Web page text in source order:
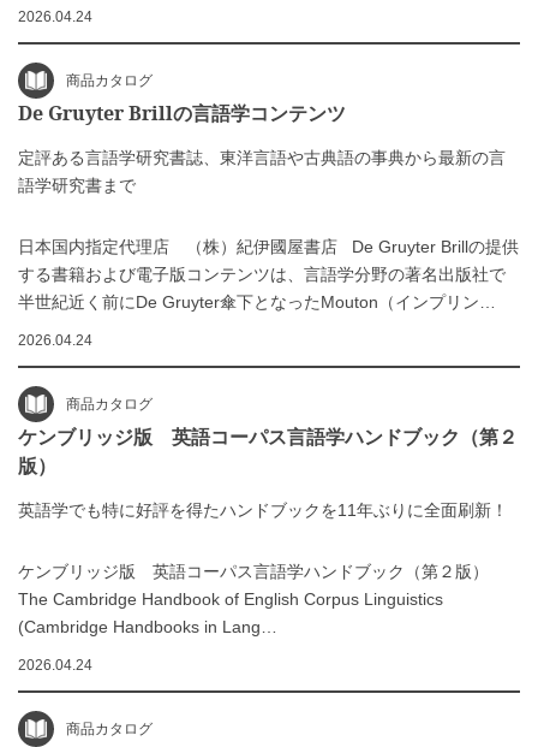
2026.04.24
商品カタログ
De Gruyter Brillの言語学コンテンツ
定評ある言語学研究書誌、東洋言語や古典語の事典から最新の言
語学研究書まで
日本国内指定代理店 （株）紀伊國屋書店 De Gruyter Brillの提供
する書籍および電子版コンテンツは、言語学分野の著名出版社で
半世紀近く前にDe Gruyter傘下となったMouton（インプリン…
2026.04.24
商品カタログ
ケンブリッジ版 英語コーパス言語学ハンドブック（第２
版）
英語学でも特に好評を得たハンドブックを11年ぶりに全面刷新！
ケンブリッジ版 英語コーパス言語学ハンドブック（第２版）
The Cambridge Handbook of English Corpus Linguistics
(Cambridge Handbooks in Lang…
2026.04.24
商品カタログ